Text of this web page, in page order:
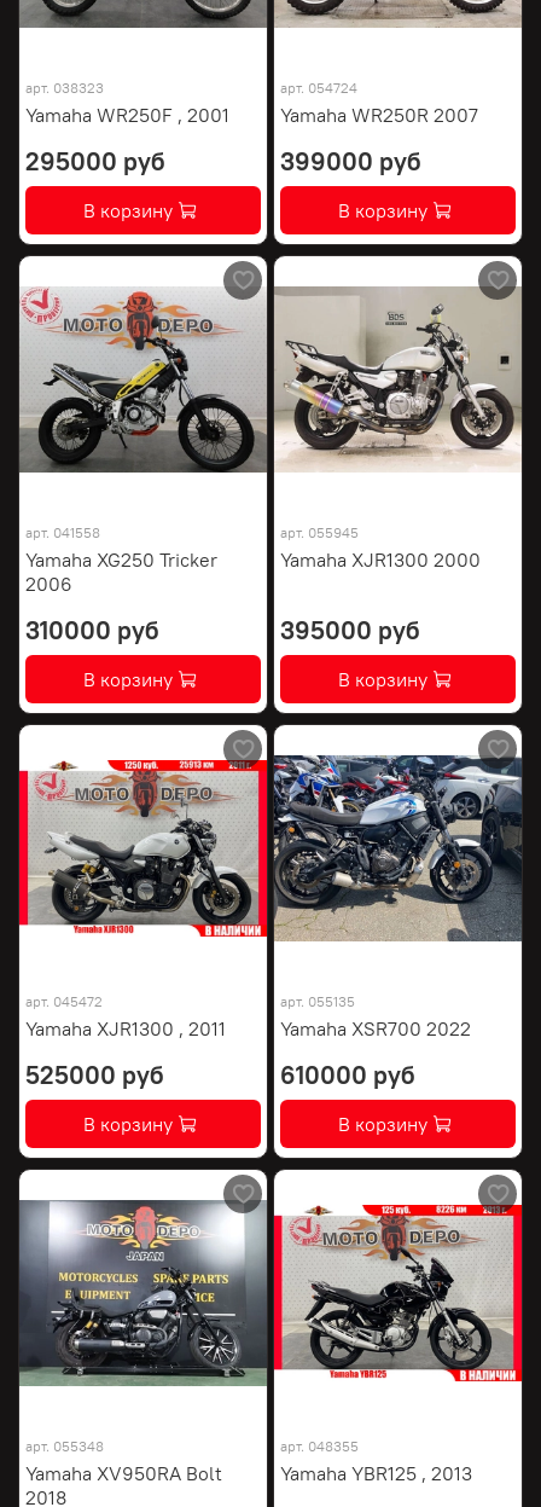
арт. 038323
Yamaha WR250F , 2001
295000 руб
В корзину
арт. 054724
Yamaha WR250R 2007
399000 руб
В корзину
арт. 041558
Yamaha XG250 Tricker
2006
310000 руб
В корзину
арт. 055945
Yamaha XJR1300 2000
395000 руб
В корзину
арт. 045472
Yamaha XJR1300 , 2011
525000 руб
В корзину
арт. 055135
Yamaha XSR700 2022
610000 руб
В корзину
арт. 055348
Yamaha XV950RA Bolt
2018
арт. 048355
Yamaha YBR125 , 2013